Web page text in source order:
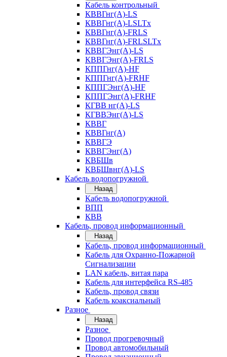
Кабель контрольный
КВВГнг(А)-LS
КВВГнг(А)-LSLTx
КВВГнг(А)-FRLS
КВВГнг(А)-FRLSLTx
КВВГЭнг(А)-LS
КВВГЭнг(А)-FRLS
КППГнг(А)-HF
КППГнг(А)-FRHF
КППГЭнг(А)-HF
КППГЭнг(А)-FRHF
КГВВ нг(А)-LS
КГВВЭнг(А)-LS
КВВГ
КВВГнг(А)
КВВГЭ
КВВГЭнг(А)
КВБШв
КВБШвнг(А)-LS
Кабель водопогружной
Назад
Кабель водопогружной
ВПП
КВВ
Кабель, провод информационный
Назад
Кабель, провод информационный
Кабель для Охранно-Пожарной
Сигнализации
LAN кабель, витая пара
Кабель для интерфейса RS-485
Кабель, провод связи
Кабель коаксиальный
Разное
Назад
Разное
Провод прогревочный
Провод автомобильный